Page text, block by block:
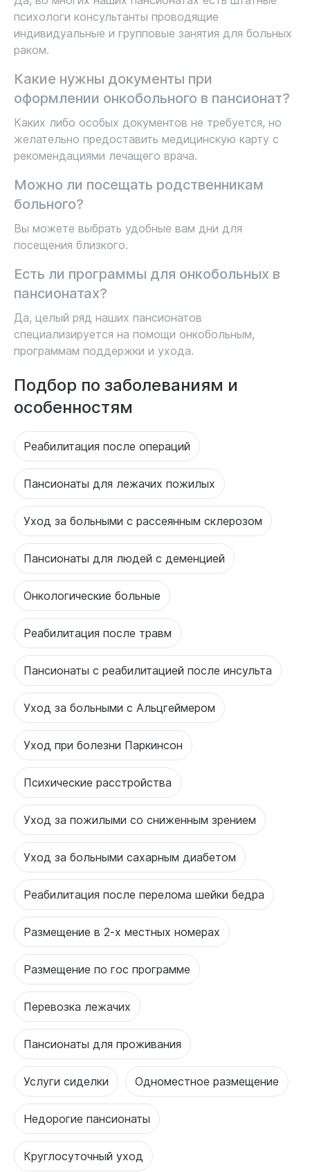
психологи консультанты проводящие
индивидуальные и групповые занятия для больных
раком.
Какие нужны документы при
оформлении онкобольного в пансионат?
Каких либо особых документов не требуется, но
желательно предоставить медицинскую карту с
рекомендациями лечащего врача.
Можно ли посещать родственникам
больного?
Вы можете выбрать удобные вам дни для
посещения близкого.
Есть ли программы для онкобольных в
пансионатах?
Да, целый ряд наших пансионатов
специализируется на помощи онкобольным,
программам поддержки и ухода.
Подбор по заболеваниям и
особенностям
Реабилитация после операций
Пансионаты для лежачих пожилых
Уход за больными с рассеянным склерозом
Пансионаты для людей с деменцией
Онкологические больные
Реабилитация после травм
Пансионаты с реабилитацией после инсульта
Уход за больными с Альцгеймером
Уход при болезни Паркинсон
Психические расстройства
Уход за пожилыми со сниженным зрением
Уход за больными сахарным диабетом
Реабилитация после перелома шейки бедра
Размещение в 2-х местных номерах
Размещение по гос программе
Перевозка лежачих
Пансионаты для проживания
Услуги сиделки Одноместное размещение
Недорогие пансионаты
Круглосуточный уход